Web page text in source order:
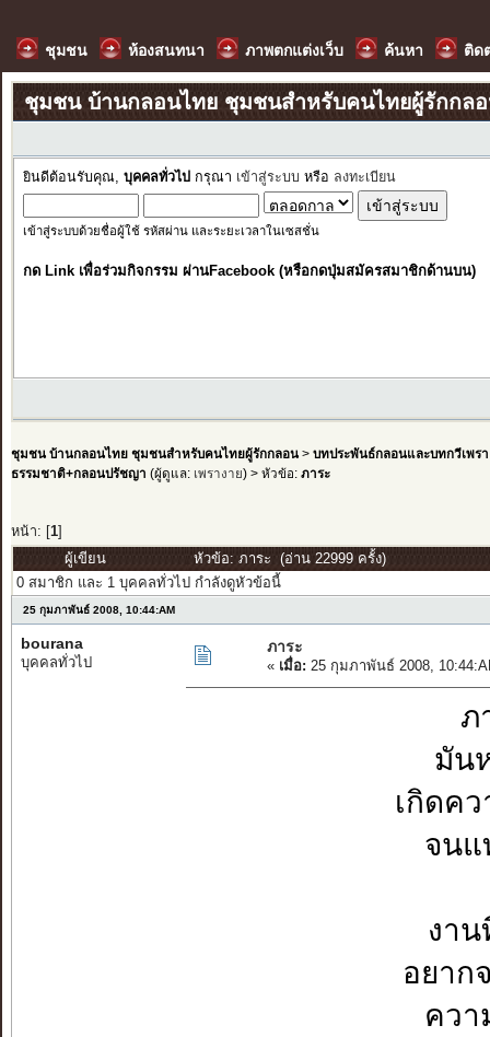
ชุมชน ห้องสนทนา ภาพตกแต่งเว็บ ค้นหา ติด
ชุมชน บ้านกลอนไทย ชุมชนสำหรับคนไทยผู้รักกล
ยินดีต้อนรับคุณ, บุคคลทั่วไป กรุณา เข้าสู่ระบบ หรือ ลงทะเบียน
เข้าสู่ระบบด้วยชื่อผู้ใช้ รหัสผ่าน และระยะเวลาในเซสชั่น
กด Link เพื่อร่วมกิจกรรม ผ่านFacebook (หรือกดปุ่มสมัครสมาชิกด้านบน)
ชุมชน บ้านกลอนไทย ชุมชนสำหรับคนไทยผู้รักกลอน> บทประพันธ์กลอนและบทกวีเพรา
ธรรมชาติ+กลอนปรัชญา (ผู้ดูแล: เพรางาย) > หัวข้อ: ภาระ
หน้า: [ 1]
ผู้เขียน
หัวข้อ: ภาระ (อ่าน 22999 ครั้ง)
0 สมาชิก และ 1 บุคคลทั่วไป กำลังดูหัวข้อนี้
25 กุมภาพันธ์ 2008, 10:44:AM
bourana
บุคคลทั่วไป
ภาระ
« เมื่อ: 25 กุมภาพันธ์ 2008,
ภ
มัน
เกิดค
จนแ
งา
อยาก
ควา